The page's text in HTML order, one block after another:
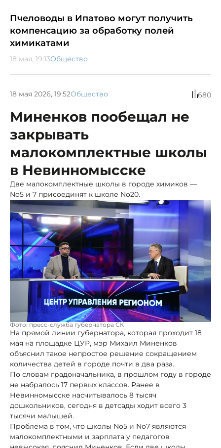
Пчеловоды в Ипатово могут получить
компенсацию за обработку полей
химикатами
18 мая, 19:13Общество
18 мая 2026, 19:52Общество 680
Миненков пообещал не
закрывать
малокомплектные школы
в Невинномысске
Две малокомплектные школы в городе химиков —
No5 и 7 присоединят к школе No20.
Фото: пресс-служба губернатора СК
На прямой линии губернатора, которая проходит 18
мая на площадке ЦУР, мэр Михаил Миненков
объяснил такое непростое решение сокращением
количества детей в городе почти в два раза.
По словам градоначальника, в прошлом году в городе
не набралось 17 первых классов. Ранее в
Невинномысске насчитывалось 8 тысяч
дошкольников, сегодня в детсады ходит всего 3
тысячи малышей.
Проблема в том, что школы No5 и No7 являются
малокомплектными и зарплата у педагогов